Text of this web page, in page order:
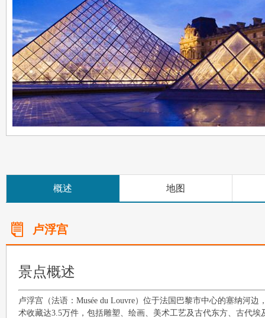
概述 地图
卢浮宫
景点概述
卢浮宫（法语：Musée du Louvre）位于法国巴黎市中心的塞纳河
术收藏达3.5万件，包括雕塑、绘画、美术工艺及古代东方、古代